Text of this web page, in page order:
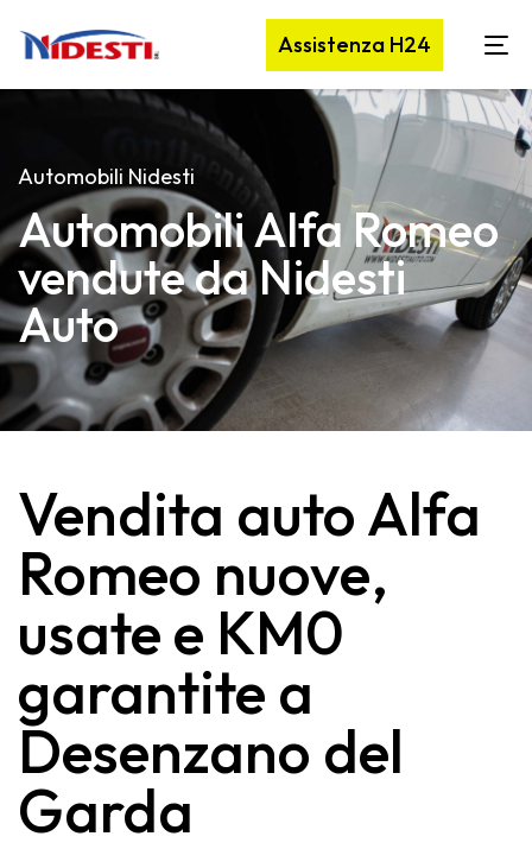
Assistenza H24
Automobili Nidesti
Automobili Alfa Romeo
vendute da Nidesti
Auto
Vendita auto Alfa
Romeo nuove,
usate e KM0
garantite a
Desenzano del
Garda